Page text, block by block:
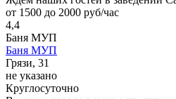
от 1500 до 2000 руб/час
4,4
Баня МУП
Баня МУП
Грязи, 31
не указано
Круглосуточно